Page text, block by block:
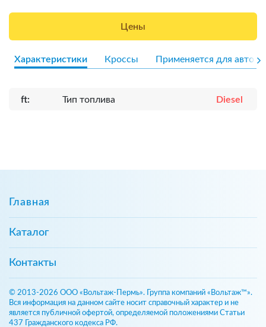
Цены
Характеристики Кроссы Применяется для авто
ft: Тип топлива Diesel
Главная
Каталог
Контакты
© 2013-2026 ООО «Вольтаж-Пермь». Группа компаний «Вольтаж™».
Вся информация на данном сайте носит справочный характер и не
является публичной офертой, определяемой положениями Статьи
437 Гражданского кодекса РФ.